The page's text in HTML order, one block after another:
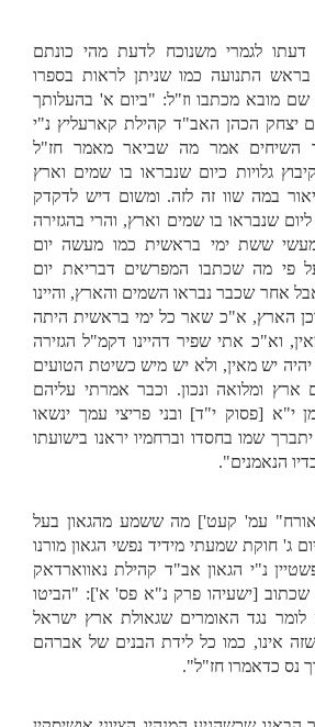
לגמרי משנוכח לדעת מהי כונתם
התנועה כמו שניתן לראות בספרו
מובא מכתבו וז"ל: "ביום א' בהעלותך
יצחק הכהן האב"ד קהילת קארעליץ נ"י
השיחים אמר מה שביאר מאמר חז"ל
גלויות כיום שנבראו בו שמים וארץ
במה שוו זה לזה. ומשום דיש לדקדק
שנבראו בו שמים וארץ, והרי בהגזירה
מעשי ששת ימי בראשית כמו מעשה יום
פי מה שכתבו המפרשים דבריאת יום
אחר שכבר נבראו השמים והארץ, והיינו
הארץ, א"כ שאר כל ימי בראשית היתה
וא"כ אתי שפיר דהיינו דקמ"ל הגזירה
יהיה יש מאין, ולא יש מיש כשיטת הטועים
ארץ ומלואה ונכון. וכבר אמרתי עליהם
י"א [פסוק י"ד] ובני פריצי עמך ינשאו
שמו בחסדו וברחמיו יראנו בישועתו
הנאמנים".
עמ' קעט'] מה ששמע מהגאון בעל
ג' חוקת שמעתי מידיד נפשי הגאון מורנו
נ"י הגאון אב"ד קהילת נאווארדאק
[ישעיהו פרק נ"א פס' א']: "הביטו
נגד האומרים שגאולת ארץ ישראל
אינו, כמו כל לידת הבנים של אברהם
נס כדאמרו חז"ל".